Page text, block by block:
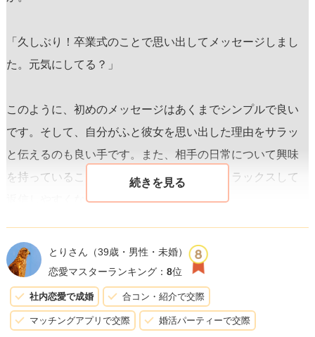
「久しぶり！卒業式のことで思い出してメッセージしまし
た。元気にしてる？」
このように、初めのメッセージはあくまでシンプルで良い
です。そして、自分がふと彼女を思い出した理由をサラッ
と伝えるのも良い手です。また、相手の日常について興味
を持っていることを伝えることで、彼女がリラックスして
返信しやすくなるでしょう。
次に、その後の会話で共通の話題を持ち出すのも効果的で
す。大学時代のゼミやクラスで共有していたこと、あるい
は最近の近況を軽く話題にするのがおすすめです。例え
ば：
とりさん （39歳・男性・未婚）
恋愛マスターランキング： 8位
社内恋愛で成婚 合コン・紹介で交際
マッチングアプリで交際 婚活パーティーで交際